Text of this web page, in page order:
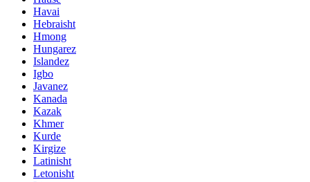
Havai
Hebraisht
Hmong
Hungarez
Islandez
Igbo
Javanez
Kanada
Kazak
Khmer
Kurde
Kirgize
Latinisht
Letonisht